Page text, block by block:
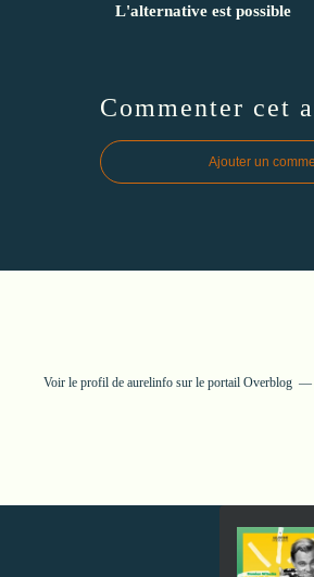
L'alternative est possible
Commenter cet
Ajouter un
Voir le profil de aurelinfosur le portail Overblog